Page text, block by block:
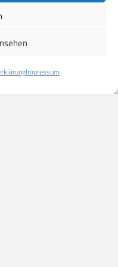
Impressum
M111 zertifiziert
eine Partnerschaft